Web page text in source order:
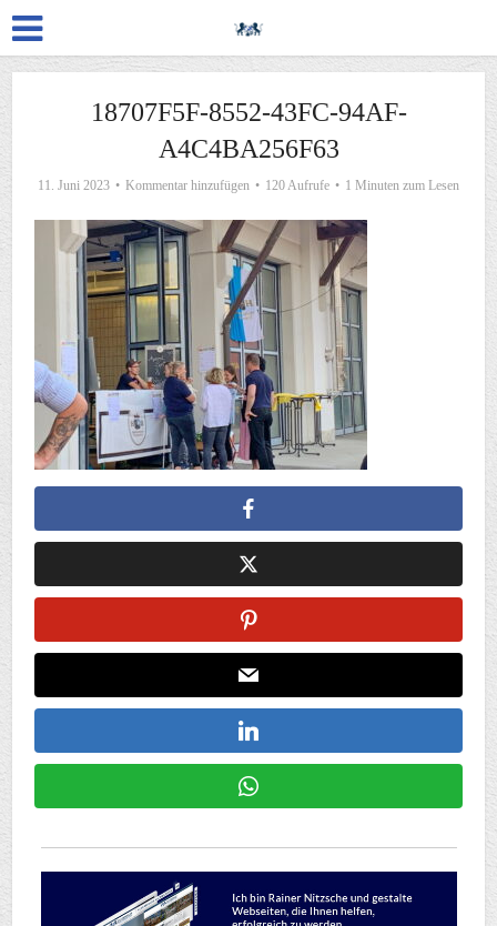
18707F5F-8552-43FC-94AF-
A4C4BA256F63
11. Juni 2023 Kommentar hinzufügen 120 Aufrufe 1 Minuten zum Lesen